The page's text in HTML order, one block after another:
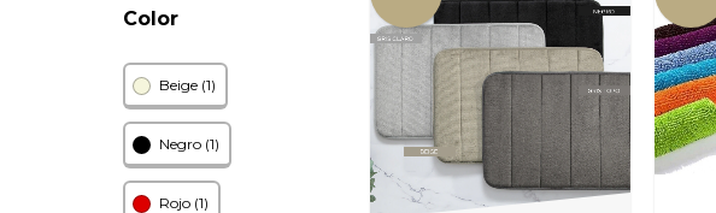
Color
Beige (1)
Negro (1)
Rojo (1)